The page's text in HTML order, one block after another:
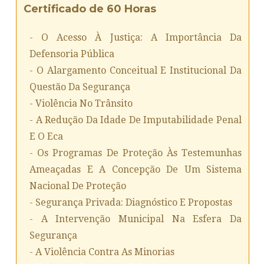
Certificado de 60 Horas
- O Acesso À Justiça: A Importância Da
Defensoria Pública
- O Alargamento Conceitual E Institucional Da
Questão Da Segurança
- Violência No Trânsito
- A Redução Da Idade De Imputabilidade Penal
E O Eca
- Os Programas De Proteção Às Testemunhas
Ameaçadas E A Concepção De Um Sistema
Nacional De Proteção
- Segurança Privada: Diagnóstico E Propostas
- A Intervenção Municipal Na Esfera Da
Segurança
- A Violência Contra As Minorias